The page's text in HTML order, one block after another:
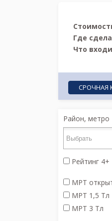
Где
Что
СРОЧНАЯ
Район, метро
Рейтинг 4+
МРТ
МРТ 1,5 Тл
МРТ 3 Тл